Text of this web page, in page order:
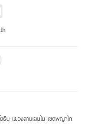
น แขวงสามเสนใน เขตพญาไท